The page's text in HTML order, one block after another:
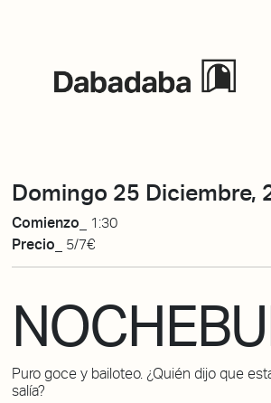
Domingo 25 Diciembre,
Comienzo_
1:30
Precio_ 5/7€
Puro goce y bailoteo. ¿Quién dijo que
salía?